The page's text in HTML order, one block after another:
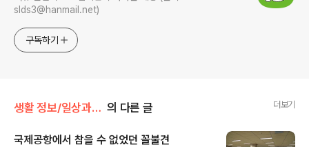
slds3@hanmail.net)
구독하기
생활 정보/일상과 생각, 사진 의 다른 글 더보기
국제공항에서 참을 수 없었던 꼴불견